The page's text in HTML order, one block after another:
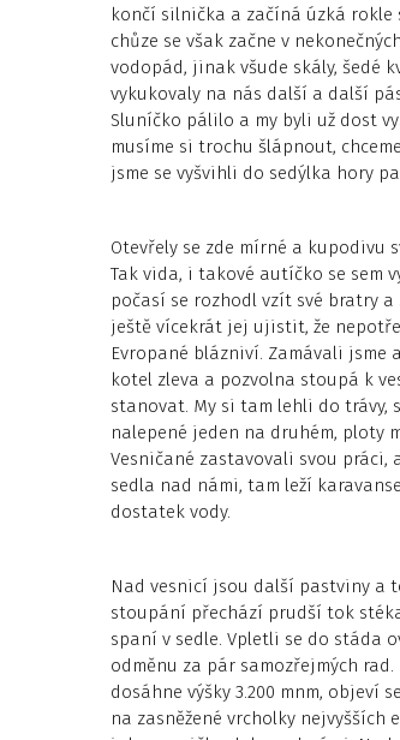
končí silnička a začíná úzká rokle
chůze se však začne v
vodopád, jinak všude skály, šedé
vykukovaly na nás další a další
Sluníčko pálilo a my byli už dost
musíme si trochu šlápnout,
jsme se vyšvihli do sedýlka hory
Otevřely se zde mírné a kupodivu
Tak vida, i takové autíčko se sem
počasí se rozhodl vzít své bratry
ještě vícekrát jej ujistit, že
Evropané blázniví. Zamávali
kotel zleva a pozvolna stoupá k
stanovat. My si tam lehli do
nalepené jeden na druhém, ploty
Vesničané zastavovali svou
sedla nad námi, tam leží
dostatek vody.
Nad vesnicí jsou další pastviny a
stoupání přechází prudší tok
spaní v sedle. Vpletli se do stáda
odměnu za pár samozřejmých
dosáhne výšky 3.200 mnm, objeví
na zasněžené vrcholky